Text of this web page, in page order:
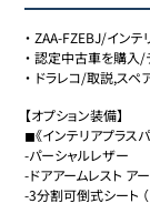
・ ZAA-FZEBJ/インテ
・認定中古車を購入/
・ ドラレコ/取説,スペ
【オプション装備】
◼︎《インテリアプラス
-パーシャルレザー
-ドアアームレスト ア
-3分割可倒式シート （